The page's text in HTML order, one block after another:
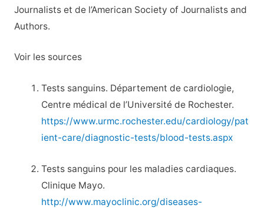
Journalists et de l’American Society of Journalists and
Authors.
Voir les sources
Tests sanguins. Département de cardiologie,
Centre médical de l’Université de Rochester.
https://www.urmc.rochester.edu/cardiology/pat
ient-care/diagnostic-tests/blood-tests.aspx
Tests sanguins pour les maladies cardiaques.
Clinique Mayo.
http://www.mayoclinic.org/diseases-